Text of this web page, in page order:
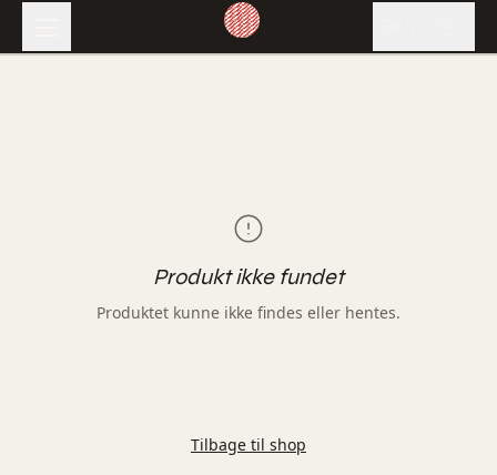
Produkt ikke fundet
Produktet kunne ikke findes eller hentes.
Tilbage til shop